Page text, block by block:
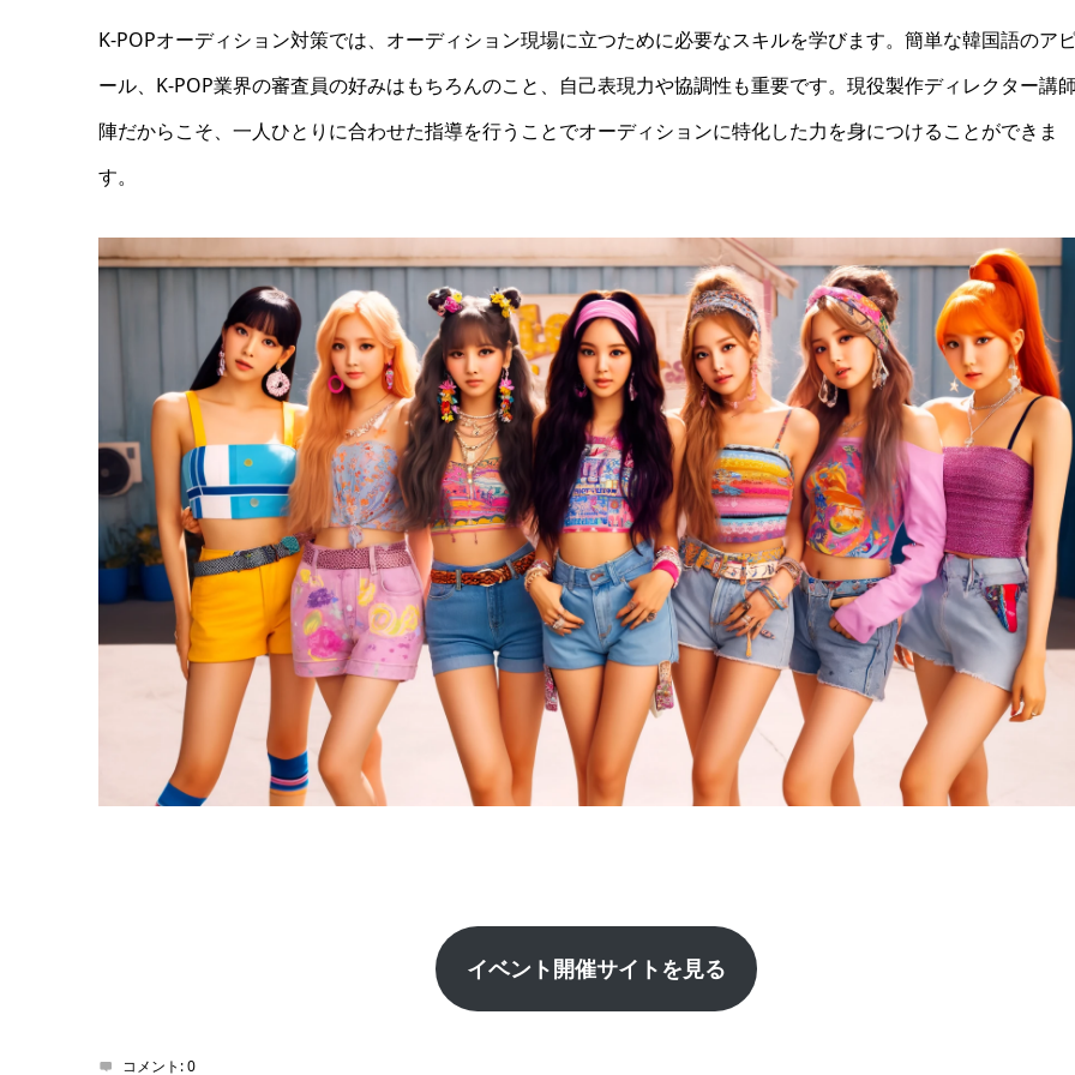
K-POPオーディション対策では、オーディション現場に立つために必要なスキルを学びます。簡単な韓国語のア
ール、K-POP業界の審査員の好みはもちろんのこと、自己表現力や協調性も重要です。現役製作ディレクター講
陣だからこそ、一人ひとりに合わせた指導を行うことでオーディションに特化した力を身につけることができま
す。
イベント開催サイトを見る
コメント:0